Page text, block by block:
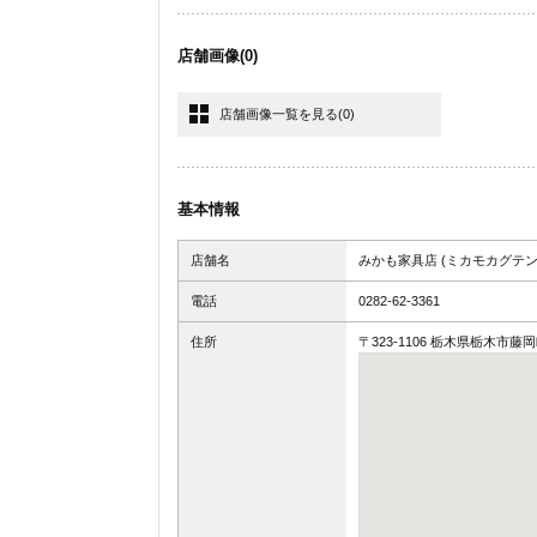
店舗画像(0)
店舗画像一覧を見る(0)
基本情報
店舗名 みかも家具店 (ミカモカグテ
電話 0282-62-3361
住所 〒323-1106 栃木県栃木市藤